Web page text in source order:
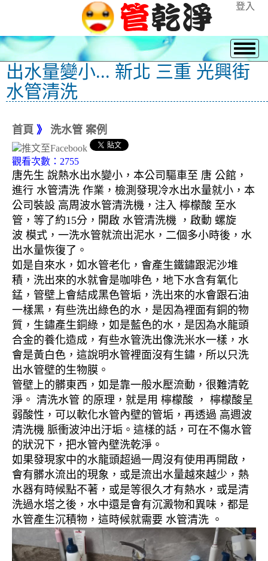
登入
出水量變小... 新北 三重 光興街
水管清洗
首頁 》 洗水管 案例
觀看次數：2755
唐先生 說熱水出水變小，本公司驅車至 唐 公館，
進行 水管清洗 作業，檢測發現冷水出水量就小，本
公司裝設 高周波水管清洗機，注入 檸檬酸 至水
管，等了約15分，開啟 水管清洗機 ，啟動 螺旋
波 模式，一洗水管就流出泥水，二個多小時後，水
出水量恢復了。
如是自來水，如水管老化，會產生鐵鏽跟泥沙堆
積，洗出來的水就會是咖啡色，地下水含有氧化
錳，管壁上會結成黑色管垢，洗出來的水會跟石油
一樣黑，有些洗出綠色的水，是因為裡面有銅的物
質，生鏽產生銅綠，如是藍色的水，是因為水龍頭
合金的養化造成，有些水管洗出像洗米水一樣，水
會是黃白色，這說明水管裡面沒有生鏽，所以只洗
出水管壁的生物膜。
管壁上的髒東西，如是靠一般水壓流動，很難清乾
淨。 清洗水管 的原理，就是用 檸檬酸 ， 檸檬酸呈
弱酸性，可以軟化水管內壁的管垢，再透過 高週波
清洗機 脈衝波沖出汙垢。這樣的話，可在不傷水管
的狀況下，把水管內壁洗乾淨。
如果發現家中的水龍頭超過一周沒有使用再開啟，
會有髒水流出的現象，或是流出水量越來越少，熱
水器有時候點不著，或是等很久才有熱水，或是清
洗過水塔之後，水中還是會有沉澱物和異味，都是
水管產生沉積物，這時候就需要 水管清洗 。